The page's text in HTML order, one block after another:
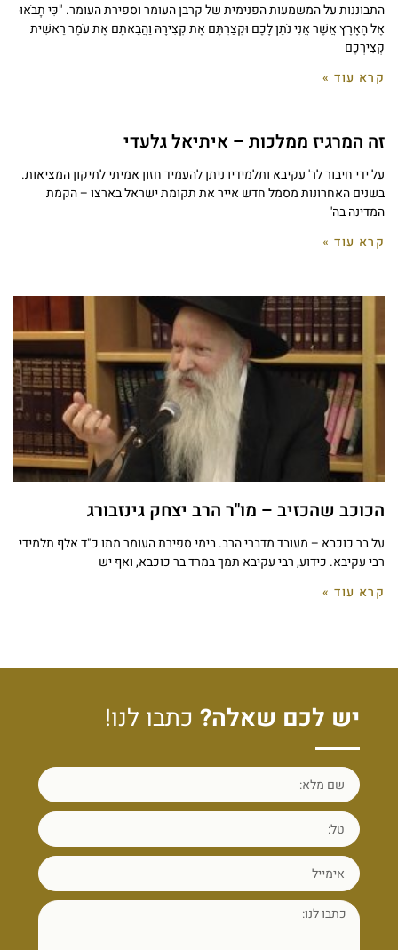
התבוננות על המשמעות הפנימית של קרבן העומר וספירת העומר. "כִּי תָבֹאוּ
אֶל הָאָרֶץ אֲשֶׁר אֲנִי נֹתֵן לָכֶם וּקְצַרְתֶּם אֶת קְצִירָהּ וַהֲבֵאתֶם אֶת עֹמֶר רֵאשִׁית
קְצִירְכֶם
קרא עוד »
זה המרגיז ממלכות – איתיאל גלעדי
על ידי חיבור לר' עקיבא ותלמידיו ניתן להעמיד חזון אמיתי לתיקון המציאות.
בשנים האחרונות מסמל חדש אייר את תקומת ישראל בארצו – הקמת
המדינה בה'
קרא עוד »
הכוכב שהכזיב – מו"ר הרב יצחק גינזבורג
על בר כוכבא – מעובד מדברי הרב. בימי ספירת העומר מתו כ"ד אלף תלמידי
רבי עקיבא. כידוע, רבי עקיבא תמך במרד בר כוכבא, ואף יש
קרא עוד »
יש לכם שאלה? כתבו לנו!